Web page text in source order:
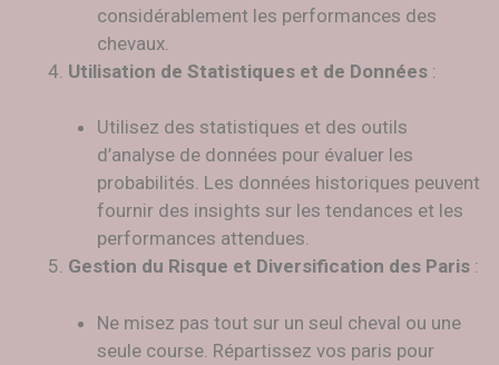
considérablement les performances des
chevaux.
Utilisation de Statistiques et de Données :
Utilisez des statistiques et des outils
d’analyse de données pour évaluer les
probabilités. Les données historiques peuvent
fournir des insights sur les tendances et les
performances attendues.
Gestion du Risque et Diversification des Paris :
Ne misez pas tout sur un seul cheval ou une
seule course. Répartissez vos paris pour